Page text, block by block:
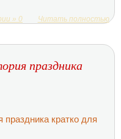
» 0 Читать полностью
праздника